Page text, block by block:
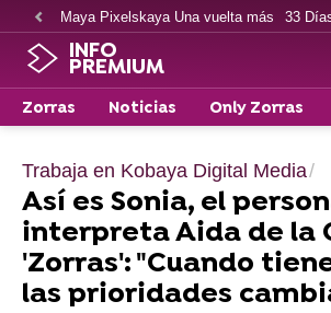
Maya Pixelskaya Una vuelta más 33
INFO
PREMIUM
Zorras Noticias Only Zorras
Trabaja en Kobaya Digital Media
Así es Sonia, el
interpreta Aida de la
'Zorras': "Cuando
las prioridades